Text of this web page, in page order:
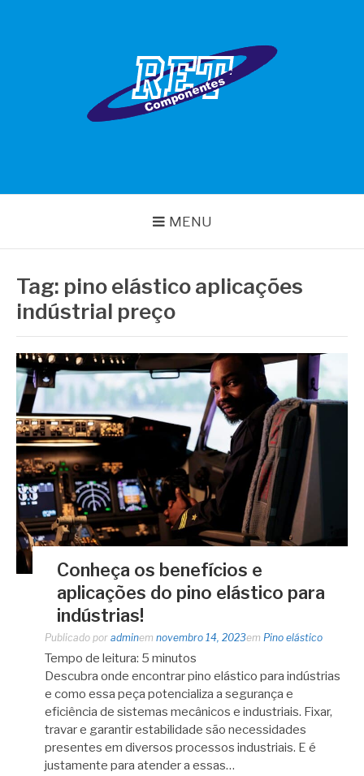
MENU
Tag: pino elástico aplicações
indústrial preço
Conheça os benefícios e
aplicações do pino elástico para
indústrias!
Publicado por adminem novembro 14, 2023em Pino elástico
Tempo de leitura: 5 minutos
Descubra onde encontrar pino elástico para indústrias
e como essa peça potencializa a segurança e
eficiência de sistemas mecânicos e industriais. Fixar,
travar e garantir estabilidade são necessidades
presentes em diversos processos industriais. E é
justamente para atender a essas…